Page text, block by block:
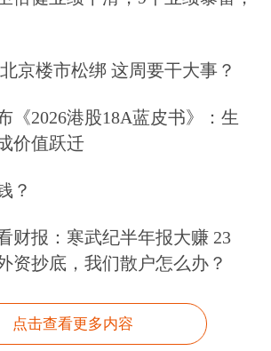
京楼市松绑 这周要干大事？
《2026港股18A蓝皮书》：生
价值跃迁
？
财报：寒武纪半年报大赚 23
资抄底，我们散户怎么办？
点击查看更多内容